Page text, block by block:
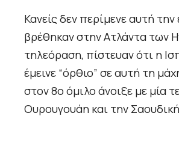
Κανείς δεν περίμενε αυτή
βρέθηκαν στην Ατλάντα των
τηλεόραση, πίστευαν ότι η
έμεινε “όρθιο” σε αυτή τη
στον 8ο όμιλο άνοιξε με μία
Ουρουγουάη και την